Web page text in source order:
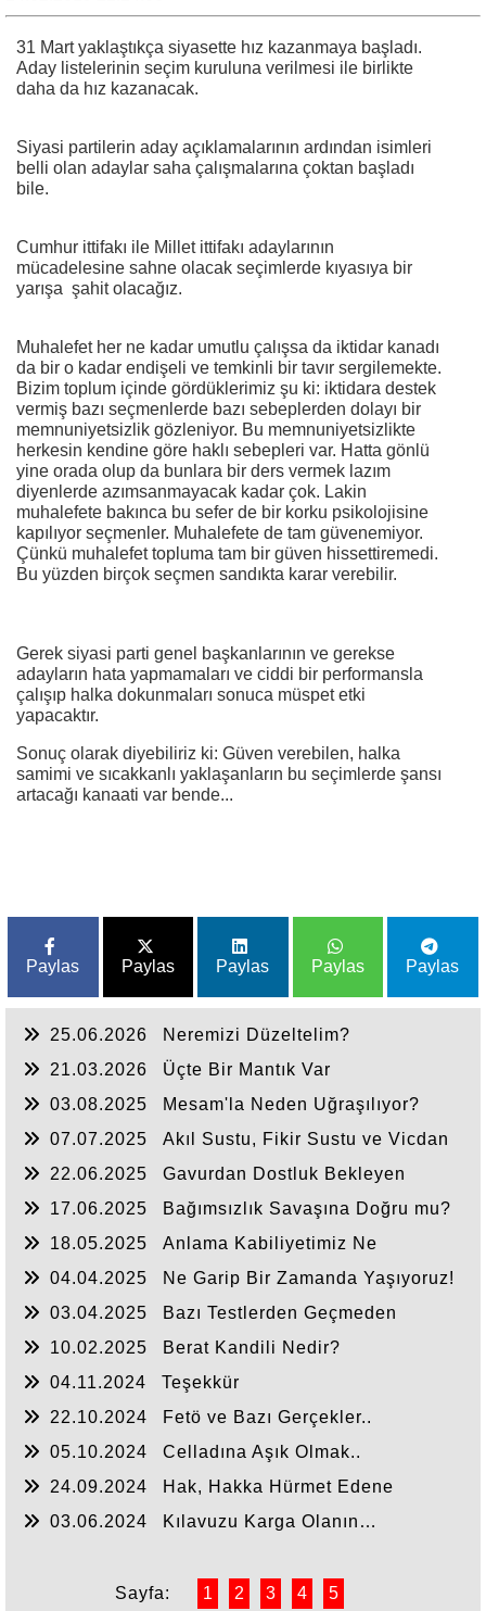
31 Mart yaklaştıkça siyasette hız kazanmaya başladı.
Aday listelerinin seçim kuruluna verilmesi ile birlikte
daha da hız kazanacak.
Siyasi partilerin aday açıklamalarının ardından isimleri
belli olan adaylar saha çalışmalarına çoktan başladı
bile.
Cumhur ittifakı ile Millet ittifakı adaylarının
mücadelesine sahne olacak seçimlerde kıyasıya bir
yarışa şahit olacağız.
Muhalefet her ne kadar umutlu çalışsa da iktidar kanadı
da bir o kadar endişeli ve temkinli bir tavır sergilemekte.
Bizim toplum içinde gördüklerimiz şu ki: iktidara destek
vermiş bazı seçmenlerde bazı sebeplerden dolayı bir
memnuniyetsizlik gözleniyor. Bu memnuniyetsizlikte
herkesin kendine göre haklı sebepleri var. Hatta gönlü
yine orada olup da bunlara bir ders vermek lazım
diyenlerde azımsanmayacak kadar çok. Lakin
muhalefete bakınca bu sefer de bir korku psikolojisine
kapılıyor seçmenler. Muhalefete de tam güvenemiyor.
Çünkü muhalefet topluma tam bir güven hissettiremedi.
Bu yüzden birçok seçmen sandıkta karar verebilir.
Gerek siyasi parti genel başkanlarının ve gerekse
adayların hata yapmamaları ve ciddi bir performansla
çalışıp halka dokunmaları sonuca müspet etki
yapacaktır.
Sonuç olarak diyebiliriz ki: Güven verebilen, halka
samimi ve sıcakkanlı yaklaşanların bu seçimlerde şansı
artacağı kanaati var bende...
Paylas Paylas Paylas Paylas Paylas
25.06.2026
Neremizi Düzeltelim?
21.03.2026
Üçte Bir Mantık Var
03.08.2025
Mesam'la Neden Uğraşılıyor?
07.07.2025
Akıl Sustu, Fikir Sustu ve Vicdan
22.06.2025
Gavurdan Dostluk Bekleyen
17.06.2025
Bağımsızlık Savaşına Doğru mu?
18.05.2025
Anlama Kabiliyetimiz Ne
04.04.2025
Ne Garip Bir Zamanda Yaşıyoruz!
03.04.2025
Bazı Testlerden Geçmeden
10.02.2025
Berat Kandili Nedir?
04.11.2024
Teşekkür
22.10.2024
Fetö ve Bazı Gerçekler..
05.10.2024
Celladına Aşık Olmak..
24.09.2024
Hak, Hakka Hürmet Edene
03.06.2024
Kılavuzu Karga Olanın…
Sayfa: 1 2 3 4 5